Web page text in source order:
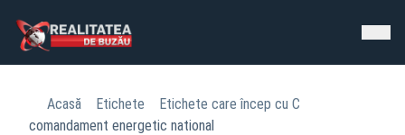
Acasă Etichete
Etichete care încep cu C
comandament energetic national